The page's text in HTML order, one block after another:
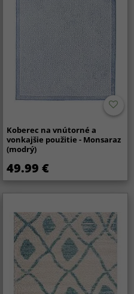
Koberec na vnútorné a
vonkajšie použitie - Monsaraz
(modrý)
49.99 €